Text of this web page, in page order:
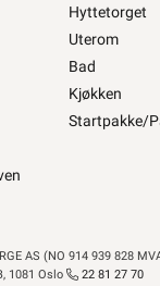
Hyttetorget
Uterom
Bad
Kjøkken
Startpakke/
AS (NO 914 939 828
1081 Oslo
22 81 27 70